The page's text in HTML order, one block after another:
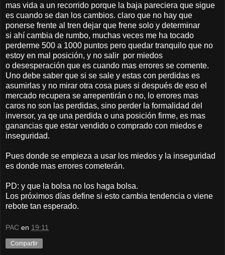
mas vida a un recorrido porque la baja pareciera que sigue
es cuando se dan los cambios. claro que no hay que
ponerse frente al tren dejar que frene solo y determinar
si ahí cambia de rumbo, muchas veces me ha tocado
perderme 500 a 1000 puntos pero quedar tranquilo que no
estoy en mal posición, y no salir por miedos
o desesperación que es cuando mas errores se comente.
Uno debe saber que si se sale y estas con perdidas es
asumirlas y no mirar otra cosa pues si después de eso el
mercado recupera se arrepentirán o no, lo errores mas
caros no son las perdidas, sino perder la formalidad del
inversor, ya qe una perdida o una posición firme, es mas
ganancias que estar vendido o comprado con miedos e
inseguridad.
Pues donde se empieza a usar los miedos y la inseguridad
es donde mas errores cometerán.
PD: y que la bolsa no los haga bolsa.
Los próximos días define si esto cambia tendencia o viene
rebote tan esperado.
PAC en 19:11
Compartir